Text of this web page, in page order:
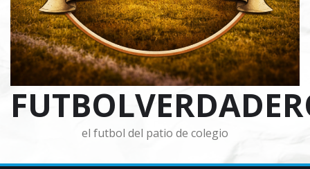
el futbol del patio de colegio